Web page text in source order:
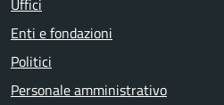
Uffici
Enti e fondazioni
Politici
Personale amministrativo